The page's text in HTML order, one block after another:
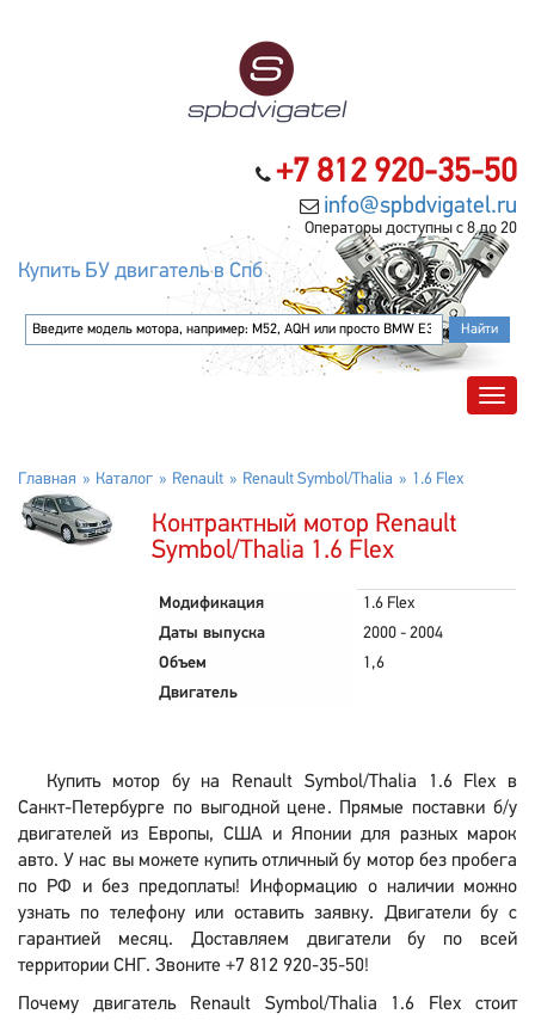
+7 812 920-35-50
info@spbdvigatel.ru
Операторы доступны с 8 до 20
Купить БУ двигатель в Спб
Главная Каталог Renault Renault Symbol/Thalia 1.6 Flex
Контрактный мотор Renault
Symbol/Thalia 1.6 Flex
Модификация
1.6 Flex
Даты выпуска
2000 - 2004
Объем
1,6
Двигатель
Купить мотор бу на Renault Symbol/Thalia 1.6 Flex в
Санкт-Петербурге по выгодной цене. Прямые поставки б/у
двигателей из Европы, США и Японии для разных марок
авто. У нас вы можете купить отличный бу мотор без пробега
по РФ и без предоплаты! Информацию о наличии можно
узнать по телефону или оставить заявку. Двигатели бу с
гарантией месяц. Доставляем двигатели бу по всей
территории СНГ. Звоните +7 812 920-35-50!
Почему двигатель Renault Symbol/Thalia 1.6 Flex стоит